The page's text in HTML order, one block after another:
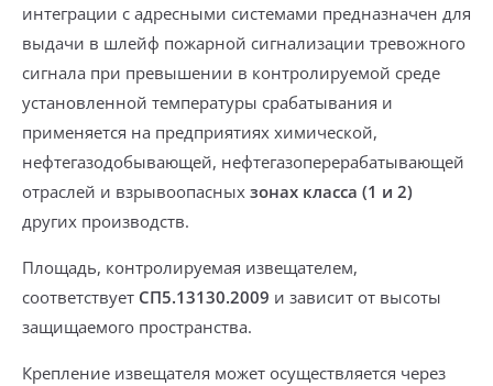
интеграции с адресными системами предназначен для
выдачи в шлейф пожарной сигнализации тревожного
сигнала при превышении в контролируемой среде
установленной температуры срабатывания и
применяется на предприятиях химической,
нефтегазодобывающей, нефтегазоперерабатывающей
отраслей и взрывоопасных зонах класса (1 и 2)
других производств.
Площадь, контролируемая извещателем,
соответствует СП5.13130.2009 и зависит от высоты
защищаемого пространства.
Крепление извещателя может осуществляется через